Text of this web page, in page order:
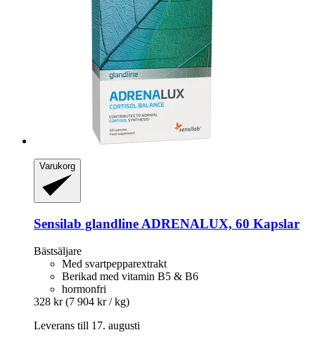
Varukorg
Sensilab glandline ADRENALUX, 60 Kapslar
Bästsäljare
Med svartpepparextrakt
Berikad med vitamin B5 & B6
hormonfri
328 kr (7 904 kr / kg)
Leverans till 17. augusti